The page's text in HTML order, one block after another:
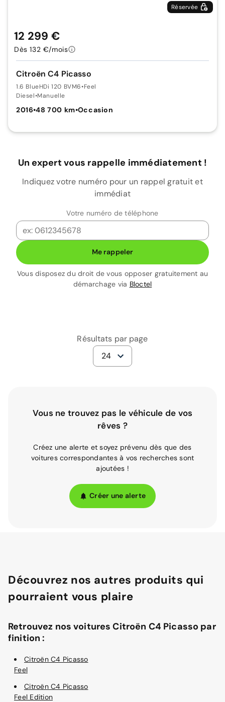
Réservée
Citroën C4 Picasso
1.6 BlueHDi 120 BVM6•Feel
Diesel•Manuelle
2016•48 700 km•Occasion
12 299 €
Dès 132 €/mois
Un expert vous rappelle immédiatement !
Indiquez votre numéro pour un rappel gratuit et
immédiat
Votre numéro de téléphone
Me rappeler
Vous disposez du droit de vous opposer gratuitement au
démarchage via Bloctel
Résultats par page
24
Vous ne trouvez pas le véhicule de vos
rêves ?
Créez une alerte et soyez prévenu dès que des
voitures correspondantes à vos recherches sont
ajoutées !
Créer une alerte
Découvrez nos autres produits qui
pourraient vous plaire
Retrouvez nos voitures Citroën C4 Picasso par
finition :
Citroën C4 Picasso
Feel
Citroën C4 Picasso
Feel Edition